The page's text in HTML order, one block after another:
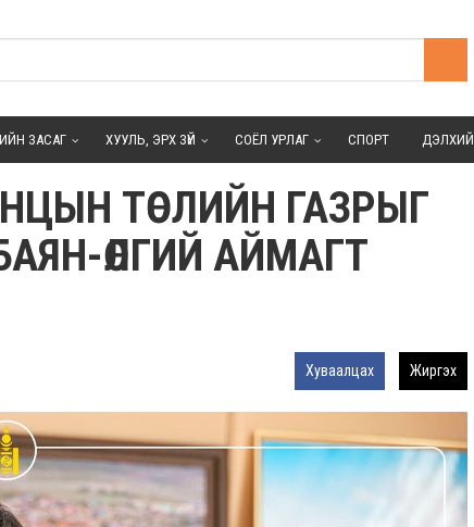
ЗАСАГ ХУУЛЬ, ЭРХ ЗҮЙ СОЁЛ УРЛАГ СПОРТ ДЭЛХИЙ
ТӨСЛИЙН ГАЗРЫГ
ӨЛГИЙ АЙМАГТ
Хуваалцах Жиргэх